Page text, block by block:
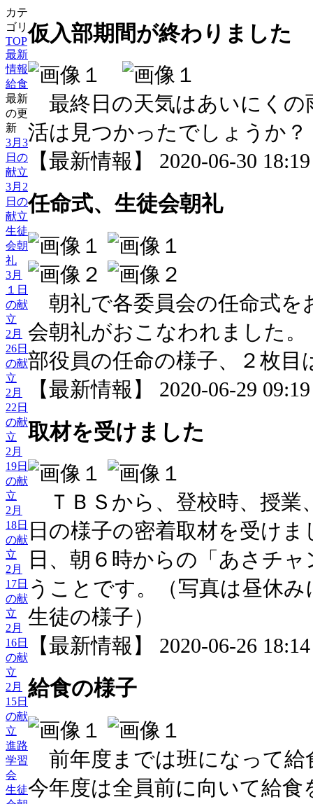
カテ
ゴリ
TOP
最新
情報
給食
最新
の更
新
3月3
日の
献立
3月2
日の
献立
生徒
会朝
礼
3月
１日
の献
立
2月
26日
の献
立
2月
22日
の献
立
2月
19日
の献
立
2月
18日
の献
立
2月
17日
の献
立
2月
16日
の献
立
2月
15日
の献
立
進路
学習
会
生徒
仮入部期間が終わりました
最終日の天気はあいにくの
活は見つかったでしょうか
【最新情報】 2020-06-30
任命式、生徒会朝礼
朝礼で各委員会の任命式を
会朝礼がおこなわれました
部役員の任命の様子、２枚目
【最新情報】 2020-06-29
取材を受けました
ＴＢＳから、登校時、授業
日の様子の密着取材を受け
日、朝６時からの「あさチ
うことです。（写真は昼休
生徒の様子）
【最新情報】 2020-06-26
給食の様子
前年度までは班になって給
今年度は全員前に向いて給